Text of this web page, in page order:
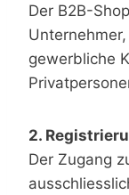
Der B2B-
gewerbliche
2.
Der Zugang